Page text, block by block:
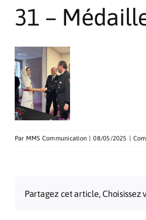
31 –
Par MMS Communication 08/05/2025
Partagez cet article, Choisissez